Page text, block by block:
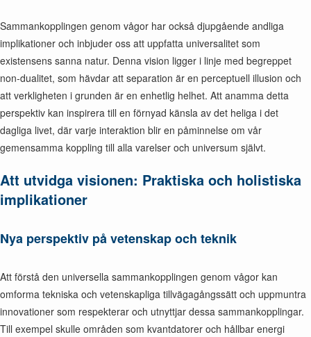
Sammankopplingen genom vågor har också djupgående andliga
implikationer och inbjuder oss att uppfatta universalitet som
existensens sanna natur. Denna vision ligger i linje med begreppet
non-dualitet, som hävdar att separation är en perceptuell illusion och
att verkligheten i grunden är en enhetlig helhet. Att anamma detta
perspektiv kan inspirera till en förnyad känsla av det heliga i det
dagliga livet, där varje interaktion blir en påminnelse om vår
gemensamma koppling till alla varelser och universum självt.
Att utvidga visionen: Praktiska och holistiska
implikationer
Nya perspektiv på vetenskap och teknik
Att förstå den universella sammankopplingen genom vågor kan
omforma tekniska och vetenskapliga tillvägagångssätt och uppmuntra
innovationer som respekterar och utnyttjar dessa sammankopplingar.
Till exempel skulle områden som kvantdatorer och hållbar energi